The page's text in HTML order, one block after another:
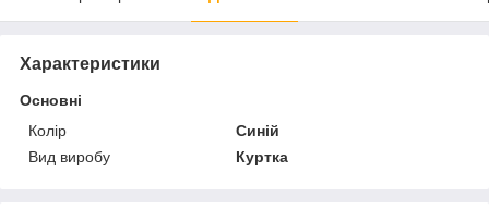
Характеристики
Основні
Колір
Синій
Вид виробу
Куртка